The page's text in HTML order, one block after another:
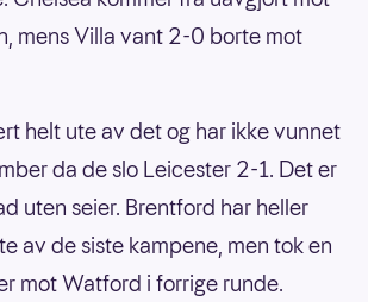
mens Villa vant 2-0 borte mot
helt ute av det og har ikke vunnet
da de slo Leicester 2-1. Det er
uten seier. Brentford har heller
av de siste kampene, men tok en
mot Watford i forrige runde.